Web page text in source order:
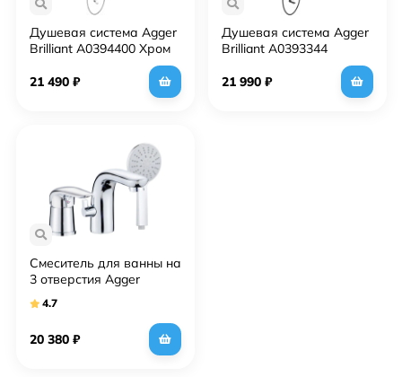
Душевая система Agger
Brilliant A0394400 Хром
21 490 ₽
Душевая система Agger
Brilliant A0393344
21 990 ₽
Смеситель для ванны на
3 отверстия Agger
4.7
20 380 ₽